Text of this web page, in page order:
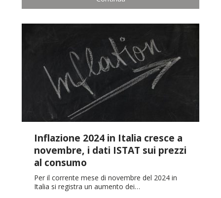
Inflazione 2024 in Italia cresce a
novembre, i dati ISTAT sui prezzi
al consumo
Per il corrente mese di novembre del 2024 in
Italia si registra un aumento dei…